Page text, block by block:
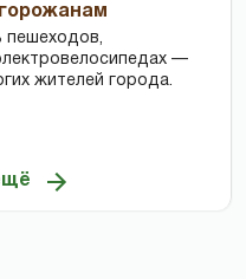
пешеходов,
—
жителей города.